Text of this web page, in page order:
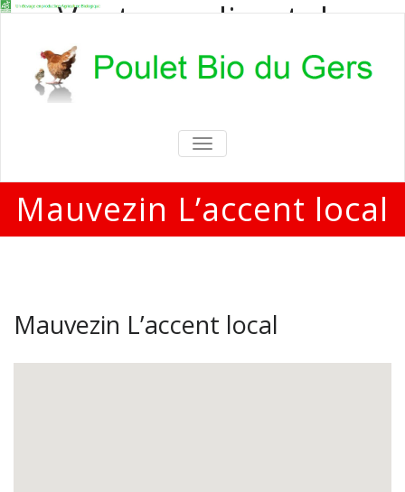
Vente en direct de
poulets bio
Vente en direct de poulets bio aux
particuliers et professionnels
TOGGLE
NAVIGATION
Mauvezin L’accent local
Mauvezin L’accent local